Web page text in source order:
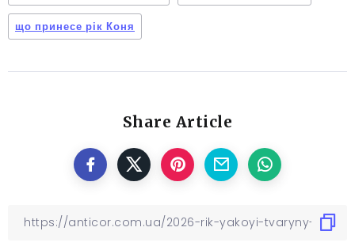
що принесе рік Коня
Share Article